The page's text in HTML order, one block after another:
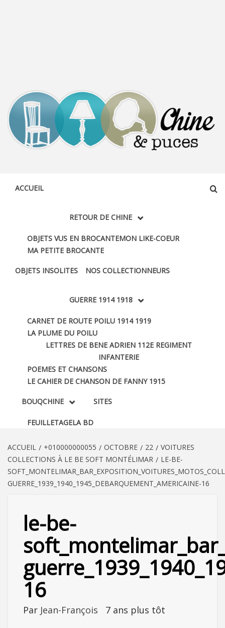
ACCUEIL
RETOUR DE CHINE
OBJETS VUS EN BROCANTEMON LIKE-COEUR
MA PETITE BROCANTE
OBJETS INSOLITES NOS COLLECTIONNEURS
GUERRE 1914 1918
CARNET DE ROUTE POILU 1914 1919
LA PLUME DU POILU
LETTRES DE BENE ADRIEN 112E REGIMENT
INFANTERIE
POEMES ET CHANSONS
LE CAHIER DE CHANSON DE FANNY 1915
BOUQCHINE
FEUILLETAGELA BD
SITES
ACCUEIL +010000000055 OCTOBRE 22
VOITURES
COLLECTIONS À LE BE SOFT MONTÉLIMAR
LE-BE-
GUERRE_1939_1940_1945_DEBARQUEMENT_AMERICAINE-16
le-be-
16
Par Jean-François 7 ans plus tôt